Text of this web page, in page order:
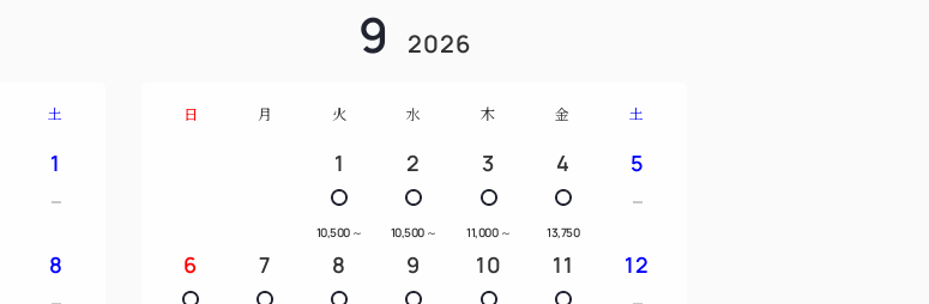
金沢「ひらみぱん」のパン2種
フルーツ
ミネラルウォーターボトル
※季節や当日の仕入れの状況によりメニューが変更になる場合がござい
土
1
8
9 2026
日 月 火 水 木 金 土
1
10,500 ～
2
10,500 ～
3
11,000 ～
4
13,750
5
6 7 8 9 10 11 12